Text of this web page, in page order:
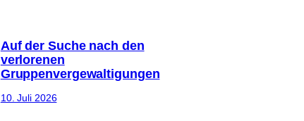
Auf der Suche nach den
verlorenen
Gruppenvergewaltigungen
10. Juli 2026